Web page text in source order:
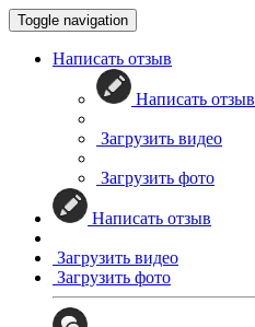
Toggle navigation
Написать отзыв
Написать отзыв
Загрузить видео
Загрузить фото
Написать отзыв
Загрузить видео
Загрузить фото